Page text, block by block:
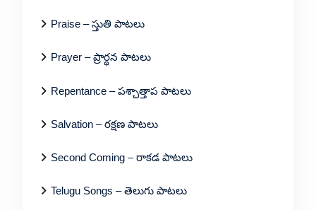
Praise – స్తుతి పాటలు
Prayer – ప్రార్థన పాటలు
Repentance – పశ్చాత్తాప పాటలు
Salvation – రక్షణ పాటలు
Second Coming – రాకడ పాటలు
Telugu Songs – తెలుగు పాటలు